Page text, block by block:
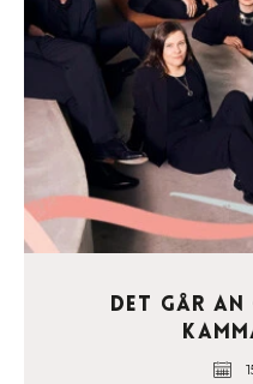
Det går an